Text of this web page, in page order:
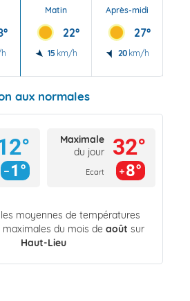
Matin
22°
15 km/h
Après-midi
27°
20 km/h
aux normales
1°
Maximale
du jour
Ecart
32°
8°
moyennes de températures
du mois de août sur
Haut-Lieu